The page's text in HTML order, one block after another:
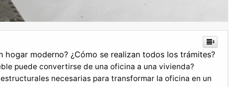
hogar moderno? ¿Cómo se realizan todos los trámites?
puede convertirse de una oficina a una vivienda?
necesarias para transformar la oficina en un